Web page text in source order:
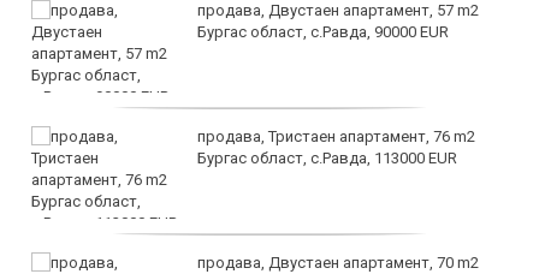
продава, Двустаен апартамент, 57 m2
Бургас област, с.Равда, 90000 EUR
продава, Тристаен апартамент, 76 m2
Бургас област, с.Равда, 113000 EUR
продава, Двустаен апартамент, 70 m2